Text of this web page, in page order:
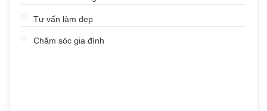
Tư vấn làm đẹp
Chăm sóc gia đình